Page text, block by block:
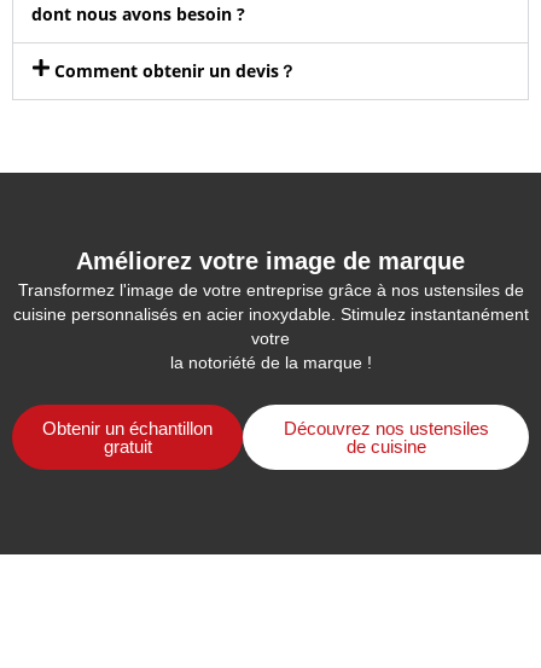
dont nous avons besoin ?
Comment obtenir un devis？
Améliorez votre image de marque
Transformez l'image de votre entreprise grâce à nos ustensiles de
cuisine personnalisés en acier inoxydable. Stimulez instantanément
votre
la notoriété de la marque !
Obtenir un échantillon
gratuit
Découvrez nos ustensiles
de cuisine